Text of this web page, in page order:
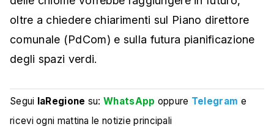
oltre a chiedere chiarimenti sul Piano direttore
comunale (PdCom) e sulla futura pianificazione
degli spazi verdi.
Segui laRegione su:WhatsApp oppure Telegram e
ricevi ogni mattina le notizie principali